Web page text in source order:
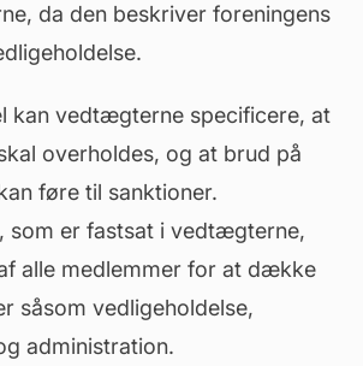
da den beskriver foreningens
kan vedtægterne specificere, at
overholdes, og at brud på
føre til sanktioner.
som er fastsat i vedtægterne,
alle medlemmer for at dække
såsom vedligeholdelse,
administration.